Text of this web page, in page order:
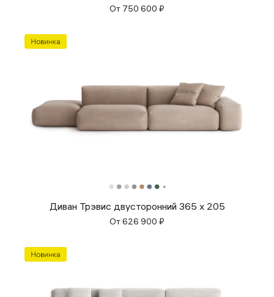
От 750 600 ₽
Диван Трэвис двусторонний 365 x 205
От626 900 ₽